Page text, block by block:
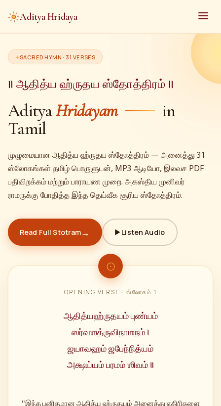
Aditya Hridaya
SACRED HYMN · 31 VERSES
॥ ஆதித்ய ஹ்ருதய ஸ்தோத்திரம் ॥
AdityaHridayam
in
Tamil
முழுமையான ஆதித்ய ஹ்ருதய ஸ்தோத்திரம் — அனைத்து 31
ஸ்லோகங்கள் தமிழ் பொருளுடன், MP3 ஆடியோ, இலவச PDF
பதிவிறக்கம் மற்றும் பாராயண முறை. அகஸ்திய முனிவர்
ராமருக்கு போதித்த இந்த தெய்வீக சூரிய ஸ்தோத்திரம்.
Read Full Stotram→ ▶ Listen Audio
OPENING VERSE · ஸ்லோகம் 1
ஆதித்யஹ்ருதயம் புண்யம்
ஸர்வஶத்ருவிநாஶநம் ।
ஜயாவஹம் ஜபேந்நித்யம்
அக்ஷய்யம் பரமம் ஶிவம் ॥
"இந்த புனிதமான ஆதித்ய ஹ்ருதயம் அனைத்து எதிரிகளை